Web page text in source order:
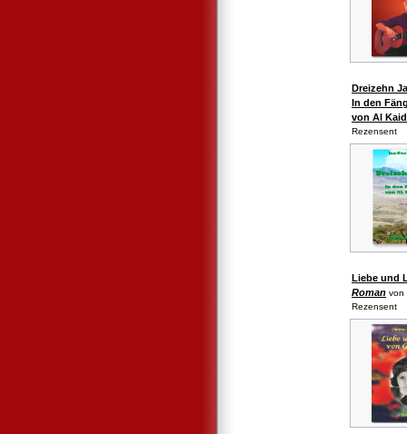
Dreizehn
In den
von Al
Rezensent
Liebe und
Roman von
Rezensent